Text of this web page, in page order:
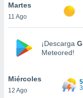
aceptar
de
Martes
11 Ago
¡Descarga
Meteored!
Miércoles
12 Ago